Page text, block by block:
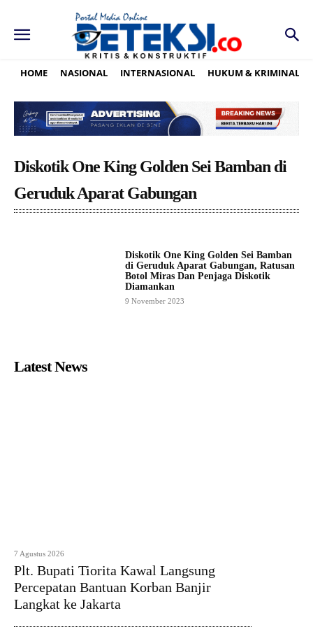
HOME NASIONAL INTERNASIONAL HUKUM & KRIMINAL
Diskotik One King Golden Sei Bamban di
Geruduk Aparat Gabungan
Diskotik One King Golden Sei Bamban
di Geruduk Aparat Gabungan, Ratusan
Botol Miras Dan Penjaga Diskotik
Diamankan
9 November 2023
Latest News
7 Agustus 2026
Plt. Bupati Tiorita Kawal Langsung
Percepatan Bantuan Korban Banjir
Langkat ke Jakarta